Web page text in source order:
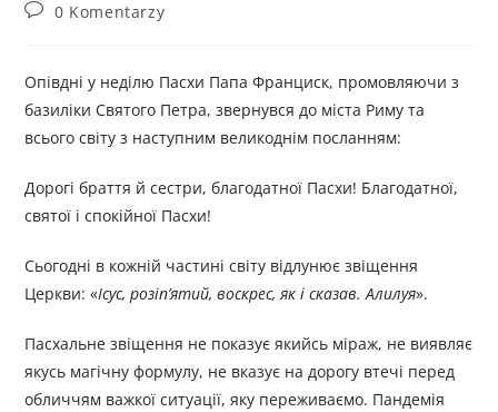
0 Komentarzy
Опівдні у неділю Пасхи Папа Франциск, промовляючи з
базиліки Святого Петра, звернувся до міста Риму та
всього світу з наступним великоднім посланням:
Дорогі браття й сестри, благодатної Пасхи! Благодатної,
святої і спокійної Пасхи!
Сьогодні в кожній частині світу відлунює звіщення
Церкви: «Ісус, розіп’ятий, воскрес, як і сказав. Алилуя».
Пасхальне звіщення не показує якийсь міраж, не виявляє
якусь магічну формулу, не вказує на дорогу втечі перед
обличчям важкої ситуації, яку переживаємо. Пандемія